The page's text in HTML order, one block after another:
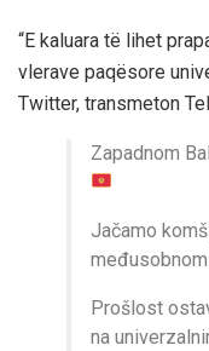
“E kaluara të lihet
vlerave paqësore
Twitter, transmeton
Zapadnom
Jačamo
međusobnom
Prošlost
na